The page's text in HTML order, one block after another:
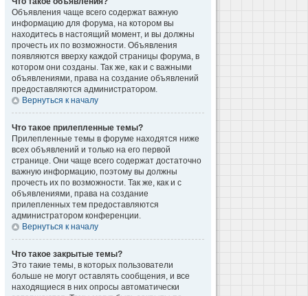
Объявления чаще всего содержат важную
информацию для форума, на котором вы
находитесь в настоящий момент, и вы должны
прочесть их по возможности. Объявления
появляются вверху каждой страницы форума, в
котором они созданы. Так же, как и с важными
объявлениями, права на создание объявлений
предоставляются администратором.
Вернуться к началу
Что такое прилепленные темы?
Прилепленные темы в форуме находятся ниже
всех объявлений и только на его первой
странице. Они чаще всего содержат достаточно
важную информацию, поэтому вы должны
прочесть их по возможности. Так же, как и с
объявлениями, права на создание
прилепленных тем предоставляются
администратором конференции.
Вернуться к началу
Что такое закрытые темы?
Это такие темы, в которых пользователи
больше не могут оставлять сообщения, и все
находящиеся в них опросы автоматически